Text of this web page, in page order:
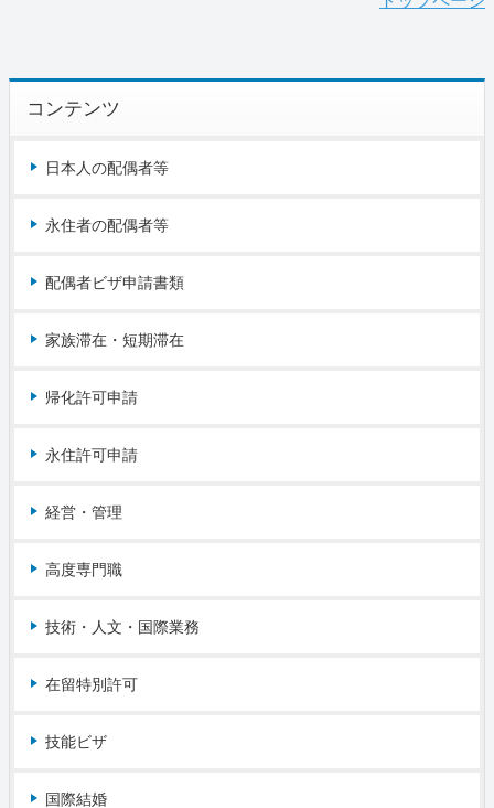
コンテンツ
日本人の配偶者等
永住者の配偶者等
配偶者ビザ申請書類
家族滞在・短期滞在
帰化許可申請
永住許可申請
経営・管理
高度専門職
技術・人文・国際業務
在留特別許可
技能ビザ
国際結婚